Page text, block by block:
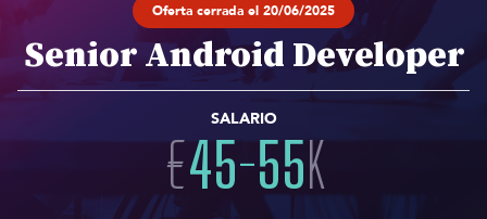
Oferta cerrada el 20/06/2025
Senior Android Developer
SALARIO
€45-55K